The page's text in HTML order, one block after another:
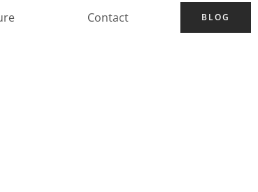
Contact BLOG